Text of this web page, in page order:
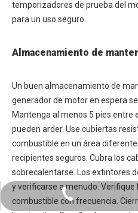
temporizadores de prueba del
para un uso seguro.
Almacenamiento de
Un buen almacenamiento de
generador de motor en espera
Mantenga al menos 5 pies entre
pueden arder. Use cubiertas
combustible en un área
recipientes seguros. Cubra los
sobrecalentarse. Los extintores
y verificarse a menudo. Verifique
combustible con frecuencia.+86-0731-